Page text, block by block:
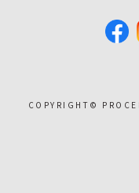
COPYRIGHT©︎